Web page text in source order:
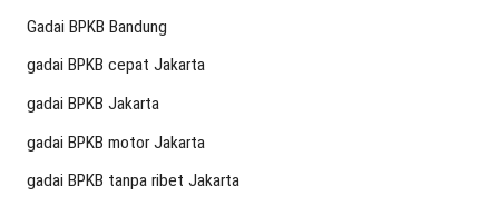
Gadai BPKB Bandung
gadai BPKB cepat Jakarta
gadai BPKB Jakarta
gadai BPKB motor Jakarta
gadai BPKB tanpa ribet Jakarta